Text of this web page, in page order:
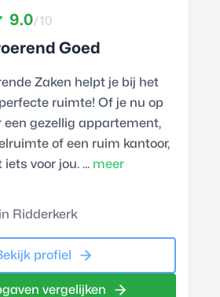
9.0/10
Goed
Zaken helpt je bij het
ruimte! Of je nu op
een gezellig appartement,
of een ruim kantoor,
voor jou. ... meer
Ridderkerk
profiel
vergelijken